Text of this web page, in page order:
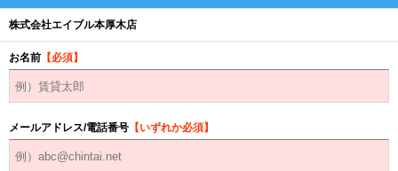
株式会社エイブル本厚木店
お名前 【必須】
メールアドレス/電話番号 【いずれか必須】